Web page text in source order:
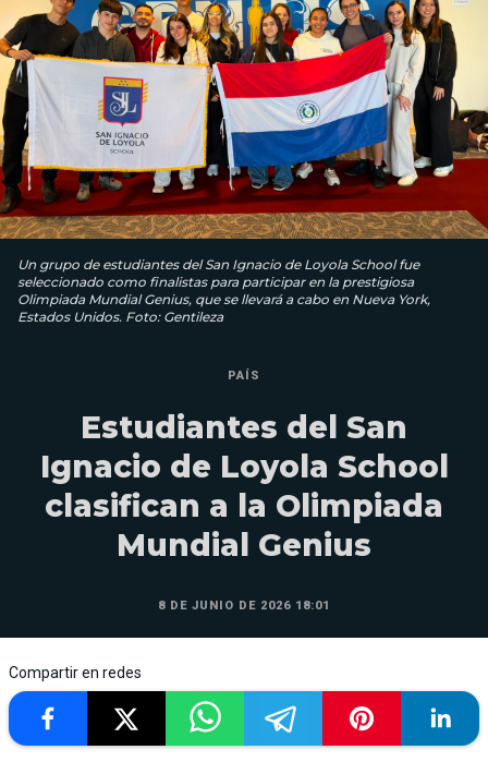
Un grupo de estudiantes del San Ignacio de Loyola School fue
seleccionado como finalistas para participar en la prestigiosa
Olimpiada Mundial Genius, que se llevará a cabo en Nueva York,
Estados Unidos. Foto: Gentileza
PAÍS
Estudiantes del San
Ignacio de Loyola School
clasifican a la Olimpiada
Mundial Genius
8 DE JUNIO DE 2026 18:01
Compartir en redes